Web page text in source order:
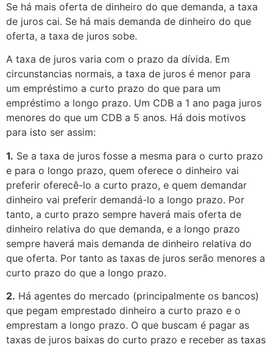
Se há mais oferta de dinheiro do que demanda, a taxa
de juros cai. Se há mais demanda de dinheiro do que
oferta, a taxa de juros sobe.
A taxa de juros varia com o prazo da dívida. Em
circunstancias normais, a taxa de juros é menor para
um empréstimo a curto prazo do que para um
empréstimo a longo prazo. Um CDB a 1 ano paga juros
menores do que um CDB a 5 anos. Há dois motivos
para isto ser assim:
1. Se a taxa de juros fosse a mesma para o curto prazo
e para o longo prazo, quem oferece o dinheiro vai
preferir oferecê-lo a curto prazo, e quem demandar
dinheiro vai preferir demandá-lo a longo prazo. Por
tanto, a curto prazo sempre haverá mais oferta de
dinheiro relativa do que demanda, e a longo prazo
sempre haverá mais demanda de dinheiro relativa do
que oferta. Por tanto as taxas de juros serão menores a
curto prazo do que a longo prazo.
2. Há agentes do mercado (principalmente os bancos)
que pegam emprestado dinheiro a curto prazo e o
emprestam a longo prazo. O que buscam é pagar as
taxas de juros baixas do curto prazo e receber as taxas